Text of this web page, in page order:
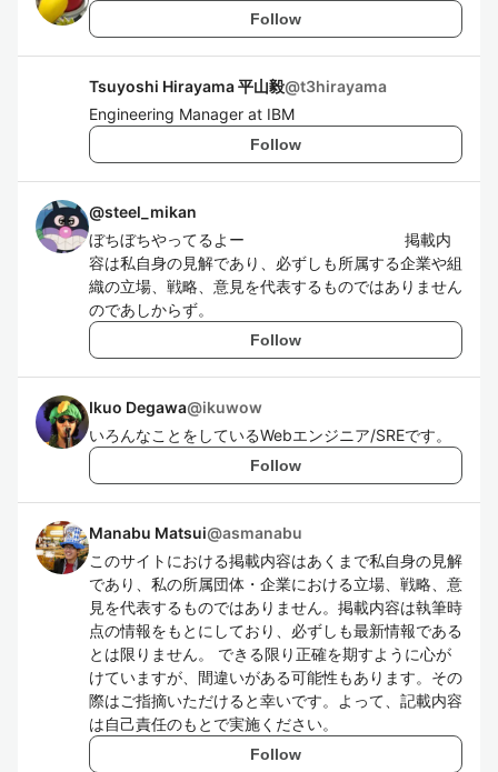
Follow
Tsuyoshi Hirayama 平山毅@t3hirayama
Engineering Manager at IBM
Follow
@steel_mikan
ぼちぼちやってるよー 掲載内
容は私自身の見解であり、必ずしも所属する企業や組
織の立場、戦略、意見を代表するものではありません
のであしからず。
Follow
Ikuo Degawa@ikuwow
いろんなことをしているWebエンジニア/SREです。
Follow
Manabu Matsui@asmanabu
このサイトにおける掲載内容はあくまで私自身の見解
であり、私の所属団体・企業における立場、戦略、意
見を代表するものではありません。掲載内容は執筆時
点の情報をもとにしており、必ずしも最新情報である
とは限りません。 できる限り正確を期すように心が
けていますが、間違いがある可能性もあります。その
際はご指摘いただけると幸いです。よって、記載内容
は自己責任のもとで実施ください。
Follow